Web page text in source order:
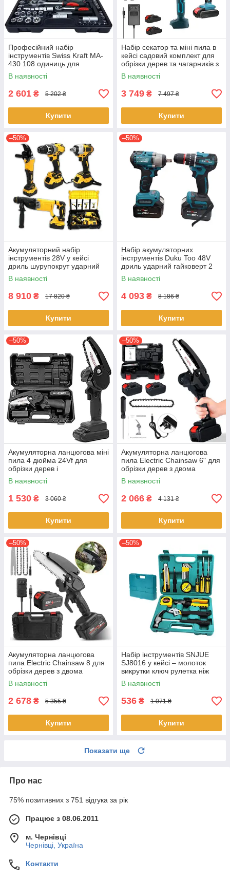
Професійний набір
інструментів Swiss Kraft MA-
430 108 одиниць для
ремонту в кейсі
В наявності
2 601 ₴ 5 202 ₴
Купити
Набір секатор та міні пила в
кейсі садовий комплект для
обрізки дерев та чагарників з
2 акумуляторами 21 Вт Синій
з чорним
В наявності
3 749 ₴ 7 497 ₴
Купити
–50%
Акумуляторний набір
інструментів 28V у кейсі
дриль шурупокрут ударний
гайковер болгарка
перфоратор Жовто-чорний
В наявності
8 910 ₴ 17 820 ₴
Купити
–50%
Набір акумуляторних
інструментів Duku Too 48V
дриль ударний гайковерт 2
акумулятори
В наявності
4 093 ₴ 8 186 ₴
Купити
–50%
Акумуляторна ланцюгова міні
пила 4 дюйма 24Vf для
обрізки дерев і
розпилювання дров у
пластиковому кейсі Чорна
В наявності
1 530 ₴ 3 060 ₴
Купити
–50%
Акумуляторна ланцюгова
пила Electric Chainsaw 6" для
обрізки дерев з двома
акумуляторами в кейсі Чорна
В наявності
2 066 ₴ 4 131 ₴
Купити
–50%
Акумуляторна ланцюгова
пила Electric Chainsaw 8 для
обрізки дерев з двома
акумуляторами в кейсі Чорна
В наявності
2 678 ₴ 5 355 ₴
Купити
–50%
Набір інструментів SNJUE
SJ8016 у кейсі – молоток
викрутки ключ рулетка ніж
В наявності
536 ₴ 1 071 ₴
Купити
Показати ще
Про нас
75% позитивних з 751 відгука за рік
Працює з 08.06.2011
м. Чернівці
Чернівці, Україна
Контакти